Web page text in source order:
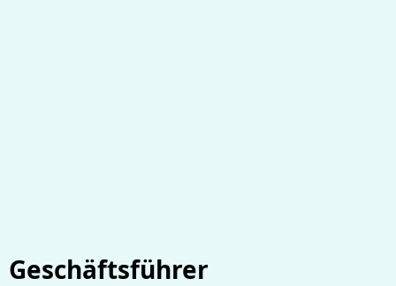
Geschäftsführer